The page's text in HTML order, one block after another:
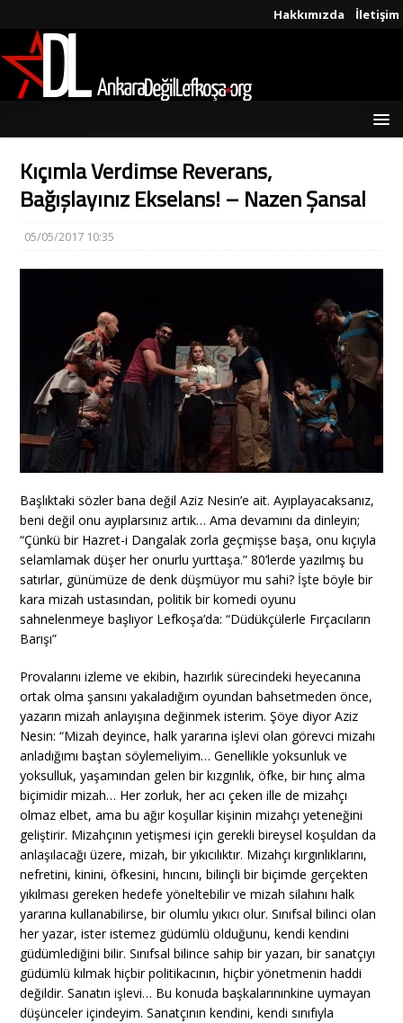
Hakkımızda İletişim
Kıçımla Verdimse Reverans,
Bağışlayınız Ekselans! – Nazen Şansal
05/05/2017 10:35
Başlıktaki sözler bana değil Aziz Nesin’e ait. Ayıplayacaksanız,
beni değil onu ayıplarsınız artık… Ama devamını da dinleyin;
“Çünkü bir Hazret-i Dangalak zorla geçmişse başa, onu kıçıyla
selamlamak düşer her onurlu yurttaşa.” 80’lerde yazılmış bu
satırlar, günümüze de denk düşmüyor mu sahi? İşte böyle bir
kara mizah ustasından, politik bir komedi oyunu
sahnelenmeye başlıyor Lefkoşa’da: “Düdükçülerle Fırçacıların
Barışı”
Provalarını izleme ve ekibin, hazırlık sürecindeki heyecanına
ortak olma şansını yakaladığım oyundan bahsetmeden önce,
yazarın mizah anlayışına değinmek isterim. Şöye diyor Aziz
Nesin: “Mizah deyince, halk yararına işlevi olan görevci mizahı
anladığımı baştan söylemeliyim… Genellikle yoksunluk ve
yoksulluk, yaşamından gelen bir kızgınlık, öfke, bir hınç alma
biçimidir mizah… Her zorluk, her acı çeken ille de mizahçı
olmaz elbet, ama bu ağır koşullar kişinin mizahçı yeteneğini
geliştirir. Mizahçının yetişmesi için gerekli bireysel koşuldan da
anlaşılacağı üzere, mizah, bir yıkıcılıktır. Mizahçı kırgınlıklarını,
nefretini, kinini, öfkesini, hıncını, bilinçli bir biçimde gerçekten
yıkılması gereken hedefe yöneltebilir ve mizah silahını halk
yararına kullanabilirse, bir olumlu yıkıcı olur. Sınıfsal bilinci olan
her yazar, ister istemez güdümlü olduğunu, kendi kendini
güdümlediğini bilir. Sınıfsal bilince sahip bir yazarı, bir sanatçıyı
güdümlü kılmak hiçbir politikacının, hiçbir yönetmenin haddi
değildir. Sanatın işlevi… Bu konuda başkalarınınkine uymayan
düşünceler içindeyim. Sanatçının kendini, kendi sınıfıyla